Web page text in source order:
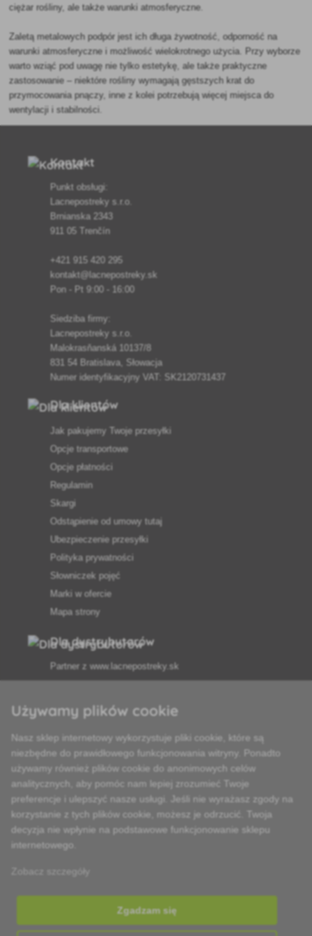
ciężar rośliny, ale także warunki atmosferyczne.
Zaletą metalowych podpór jest ich długa żywotność, odporność na
warunki atmosferyczne i możliwość wielokrotnego użycia. Przy wyborze
warto wziąć pod uwagę nie tylko estetykę, ale także praktyczne
zastosowanie – niektóre rośliny wymagają gęstszych krat do
przymocowania pnączy, inne z kolei potrzebują więcej miejsca do
wentylacji i stabilności.
Kontakt
Punkt obsługi:
Lacnepostreky s.r.o.
Brnianska 2343
911 05 Trenčín
+421 915 420 295
kontakt@lacnepostreky.sk
Pon - Pt 9:00 - 16:00
Siedziba firmy:
Lacnepostreky s.r.o.
Malokrasňanská 10137/8
831 54 Bratislava, Słowacja
Numer identyfikacyjny VAT: SK2120731437
Dla klientów
Jak pakujemy Twoje przesyłki
Opcje transportowe
Opcje płatności
Regulamin
Skargi
Odstąpienie od umowy tutaj
Ubezpieczenie przesyłki
Polityka prywatności
Słowniczek pojęć
Marki w ofercie
Mapa strony
Dla dystrybutorów
Partner z www.lacnepostreky.sk
Zawsze służymy fachową poradą
Używamy plików cookie
Nasz sklep internetowy wykorzystuje pliki cookie, które są
niezbędne do prawidłowego funkcjonowania witryny. Ponadto
używamy również plików cookie do anonimowych celów
analitycznych, aby pomóc nam lepiej zrozumieć Twoje
preferencje i ulepszyć nasze usługi. Jeśli nie wyrażasz zgody na
korzystanie z tych plików cookie, możesz je odrzucić. Twoja
decyzja nie wpłynie na podstawowe funkcjonowanie sklepu
internetowego.
Zobacz szczegóły
Zgadzam się